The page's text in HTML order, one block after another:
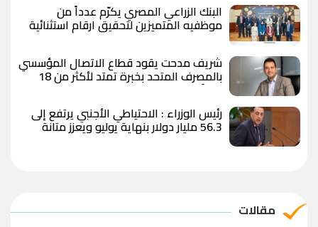
البنك الزراعي المصري يكرّم عدداً من
موظفيه المتميزين لتحقيق ارقام استثنائية
في القروض الشخصية خلال الربع الأول من
2026
شريف مدحت يقود قطاع الاتصال المؤسسي
بالمصرف المتحد بخبرة تمتد لأكثر من 18
عاماً
رئيس الوزراء : الاحتياطي الأجنبي يرتفع إلى
56.3 مليار دولار بنهاية يوليو ويعزز متانة
الاقتصاد المصري
مقالات